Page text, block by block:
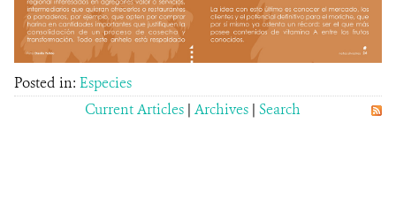
Posted in: Especies
Current Articles | Archives | Search